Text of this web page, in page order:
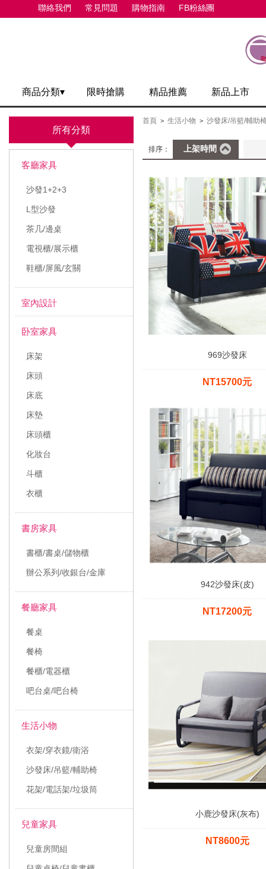
聯絡我們 常見問題 購物指南 FB粉絲團
商品分類▾ 限時搶購 精品推薦 新品上市
所有分類
客廳家具
沙發1+2+3
L型沙發
茶几/邊桌
電視櫃/展示櫃
鞋櫃/屏風/玄關
室內設計
卧室家具
床架
床頭
床底
床墊
床頭櫃
化妝台
斗櫃
衣櫃
書房家具
書櫃/書桌/儲物櫃
辦公系列/收銀台/金庫
餐廳家具
餐桌
餐椅
餐櫃/電器櫃
吧台桌/吧台椅
生活小物
衣架/穿衣鏡/衛浴
沙發床/吊籃/輔助椅
花架/電話架/垃圾筒
兒童家具
兒童房間組
首頁 > 生活小物 > 沙發床/吊籃/輔助
排序： 上架時間
969沙發床
NT15700元
942沙發床(皮)
NT17200元
小鹿沙發床(灰布)
NT8600元